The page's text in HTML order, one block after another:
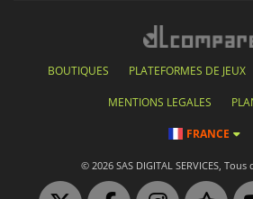
BOUTIQUES PLATEFORMES DE JEUX
MENTIONS LEGALES
FRANCE
© 2026 SAS DIGITAL SERVICES,